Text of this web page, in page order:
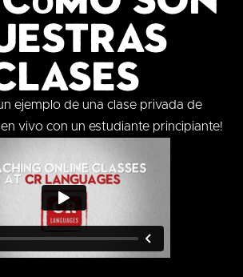
ejemplo de una clase privada de
vivo con un estudiante principiante!